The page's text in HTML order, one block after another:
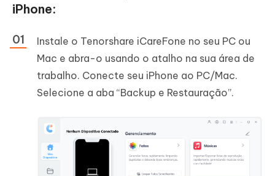
iPhone:
Instale o Tenorshare iCareFone no seu PC ou
Mac e abra-o usando o atalho na sua área de
trabalho. Conecte seu iPhone ao PC/Mac.
Selecione a aba “Backup e Restauração”.